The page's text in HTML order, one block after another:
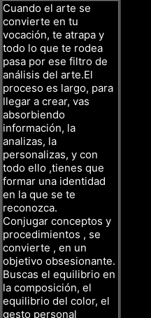
Cuando el arte se
convierte en tu
vocación, te atrapa y
todo lo que te rodea
pasa por ese filtro de
análisis del arte.El
proceso es largo, para
llegar a crear, vas
absorbiendo
información, la
analizas, la
personalizas, y con
todo ello ,tienes que
formar una identidad
en la que se te
reconozca.
Conjugar conceptos y
procedimientos , se
convierte , en un
objetivo obsesionante.
Buscas el equilibrio en
la composición, el
equilibrio del color, el
gesto personal